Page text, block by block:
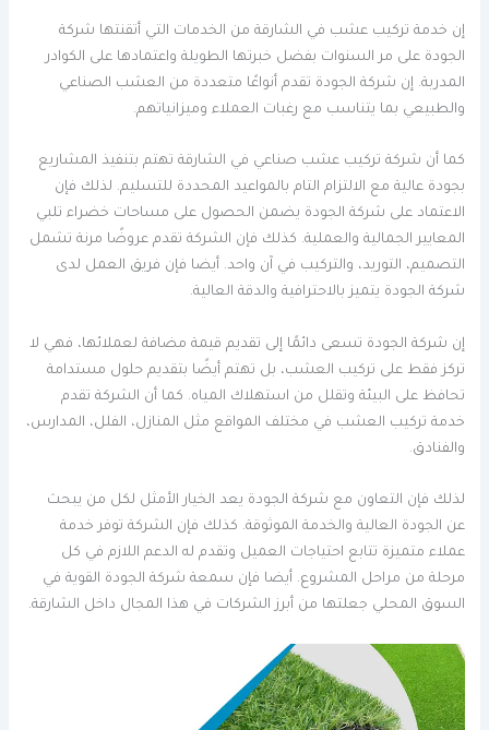
إن خدمة تركيب عشب في الشارقة من الخدمات التي أتقنتها شركة
الجودة على مر السنوات بفضل خبرتها الطويلة واعتمادها على الكوادر
المدربة. إن شركة الجودة تقدم أنواعًا متعددة من العشب الصناعي
والطبيعي بما يتناسب مع رغبات العملاء وميزانياتهم.
كما أن شركة تركيب عشب صناعي في الشارقة تهتم بتنفيذ المشاريع
بجودة عالية مع الالتزام التام بالمواعيد المحددة للتسليم. لذلك فإن
الاعتماد على شركة الجودة يضمن الحصول على مساحات خضراء تلبي
المعايير الجمالية والعملية. كذلك فإن الشركة تقدم عروضًا مرنة تشمل
التصميم، التوريد، والتركيب في آن واحد. أيضا فإن فريق العمل لدى
شركة الجودة يتميز بالاحترافية والدقة العالية.
إن شركة الجودة تسعى دائمًا إلى تقديم قيمة مضافة لعملائها، فهي لا
تركز فقط على تركيب العشب، بل تهتم أيضًا بتقديم حلول مستدامة
تحافظ على البيئة وتقلل من استهلاك المياه. كما أن الشركة تقدم
خدمة تركيب العشب في مختلف المواقع مثل المنازل، الفلل، المدارس،
والفنادق.
لذلك فإن التعاون مع شركة الجودة يعد الخيار الأمثل لكل من يبحث
عن الجودة العالية والخدمة الموثوقة. كذلك فإن الشركة توفر خدمة
عملاء متميزة تتابع احتياجات العميل وتقدم له الدعم اللازم في كل
مرحلة من مراحل المشروع. أيضا فإن سمعة شركة الجودة القوية في
السوق المحلي جعلتها من أبرز الشركات في هذا المجال داخل الشارقة.